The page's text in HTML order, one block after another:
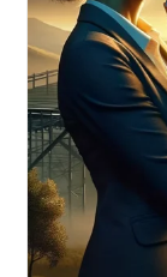
Der
Und
Rein
In
Das
Leben.
Und